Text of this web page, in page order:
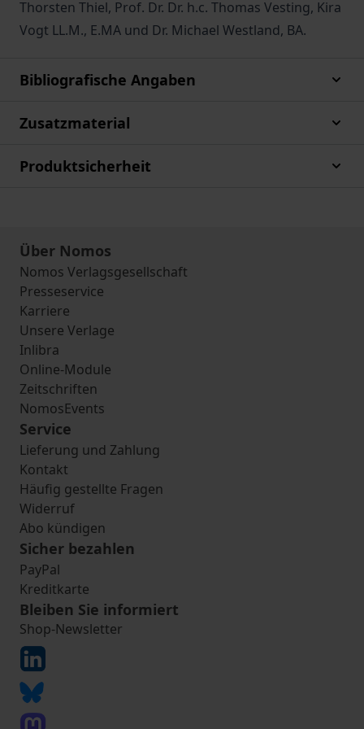
Thorsten Thiel, Prof. Dr. Dr. h.c. Thomas Vesting, Kira
Vogt LL.M., E.MA und Dr. Michael Westland, BA.
Bibliografische Angaben
Zusatzmaterial
Produktsicherheit
Über Nomos
Nomos Verlagsgesellschaft
Presseservice
Karriere
Unsere Verlage
Inlibra
Online-Module
Zeitschriften
NomosEvents
Service
Lieferung und Zahlung
Kontakt
Häufig gestellte Fragen
Widerruf
Abo kündigen
Sicher bezahlen
PayPal
Kreditkarte
Bleiben Sie informiert
Shop-Newsletter